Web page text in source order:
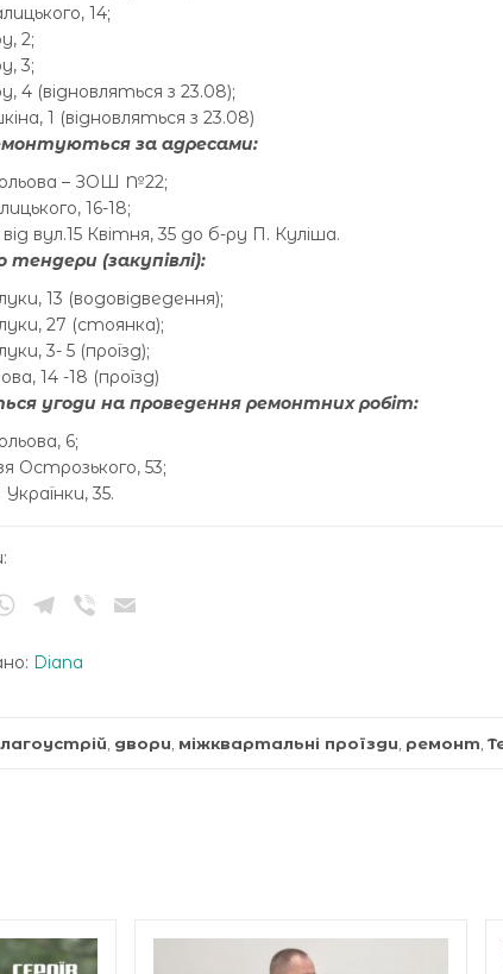
14;
2;
3;
4 (відновляться з 23.08);
1 (відновляться з 23.08)
за адресами:
– ЗОШ №22;
16-18;
вул.15 Квітня, 35 до б-ру П. Куліша.
тендери (закупівлі):
13 (водовідведення);
27 (стоянка);
3- 5 (проїзд);
14 -18 (проїзд)
угоди на проведення ремонтних робіт:
6;
Острозького, 53;
Українки, 35.
WhatsApp
Telegram
Viber
Diana
двори міжквартальні проїзди ремонт